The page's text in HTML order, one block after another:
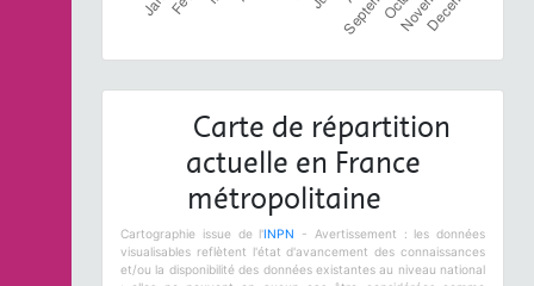
Carte de répartition
actuelle en France
métropolitaine
Cartographie issue de l'INPN
- Avertissement : les données
visualisables reflètent l'état d'avancement des connaissances
et/ou la disponibilité des données existantes au niveau national